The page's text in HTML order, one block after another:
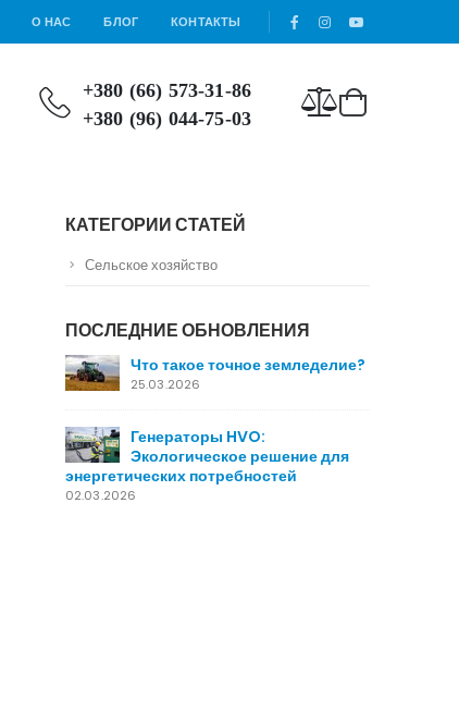
О НАС БЛОГ КОНТАКТЫ
+380 (66) 573-31-86
+380 (96) 044-75-03
КАТЕГОРИИ СТАТЕЙ
Сельское хозяйство
ПОСЛЕДНИЕ ОБНОВЛЕНИЯ
Что такое точное земледелие?
25.03.2026
Генераторы HVO:
Экологическое решение для
энергетических потребностей
02.03.2026